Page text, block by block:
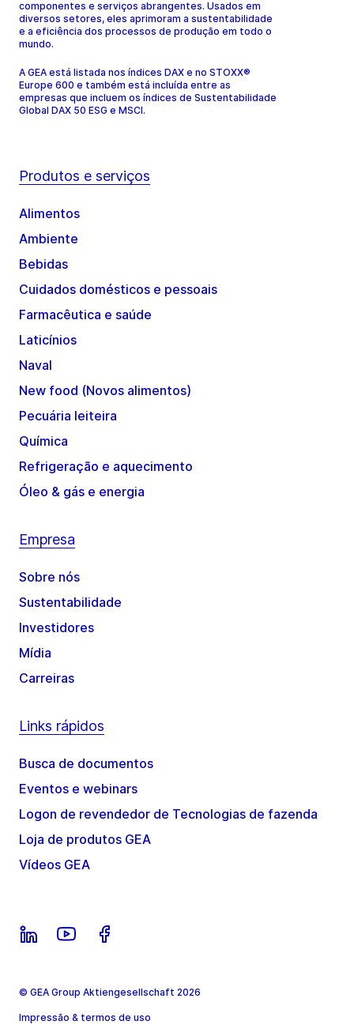
componentes e serviços abrangentes. Usados em
diversos setores, eles aprimoram a sustentabilidade
e a eficiência dos processos de produção em todo o
mundo.
A GEA está listada nos índices DAX e no STOXX®
Europe 600 e também está incluída entre as
empresas que incluem os índices de Sustentabilidade
Global DAX 50 ESG e MSCI.
Produtos e serviços
Alimentos
Ambiente
Bebidas
Cuidados domésticos e pessoais
Farmacêutica e saúde
Laticínios
Naval
New food (Novos alimentos)
Pecuária leiteira
Química
Refrigeração e aquecimento
Óleo & gás e energia
Empresa
Sobre nós
Sustentabilidade
Investidores
Mídia
Carreiras
Links rápidos
Busca de documentos
Eventos e webinars
Logon de revendedor de Tecnologias de fazenda
Loja de produtos GEA
Vídeos GEA
© GEA Group Aktiengesellschaft 2026
Impressão & termos de uso